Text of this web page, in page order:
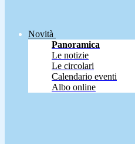
Novità
Panoramica
Le notizie
Le circolari
Calendario eventi
Albo online